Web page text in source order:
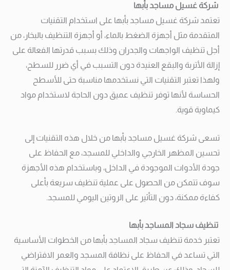
شركة غسيل مساجد بأبها
تعتمد شركة غسيل مساجد بأبها على استخدام التقنيات
المتقدمة مثل أجهزة الضغط بالماء، أو أجهزة التنظيف بالبخار، من
أجل تنظيف الواجهات والجدران وذلك بسبب قدرتها الفعالة على
إزالة الأتربة والبقع العنيدة دون التسبب في أي ضرر للسطح،
ولهذا تعتبر التقنيات التي نستخدمها مناسبة حتى للأسطح
الحساسة لأنها توفر تنظيف عميق دون الحاجة لاستخدام مواد
كيماوية قوية.
تسعى شركة غسيل مساجد بأبها من خلال هذه التقنيات إلى
تحسين المظهر الخارجي والداخلي للمسجد، مع الحفاظ على
جودة الأدوات الموجودة في الداخل، وباستخدام هذه الأجهزة
سوف تتمكن من الحصول على عملية تنظيف سريعة بأعلى
كفاءة ممكنة، دون التأثير على الروتين اليومي للمسجد.
تنظيف سجاد المساجد بأبها
تعتبر خدمة تنظيف سجاد المساجد بأبها من الخطوات الأساسية
التي تساعد في الحفاظ على نظافة المسجد والعمر الافتراضي